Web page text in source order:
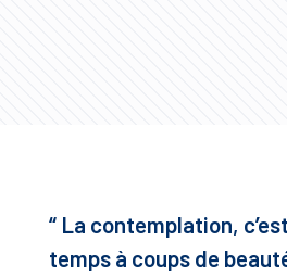
“ La contemplation,
temps à coups de